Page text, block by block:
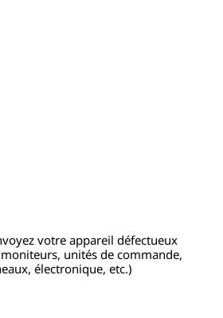
votre appareil défectueux
unités de commande,
électronique, etc.)